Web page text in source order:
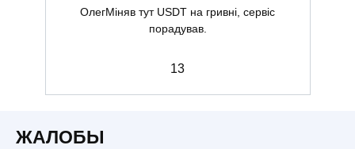
ОлегМіняв тут USDT на гривні, сервіс
порадував.
13
ЖАЛОБЫ